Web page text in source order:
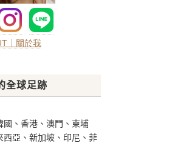
｜關於我
全球足跡
國、香港、澳門、柬埔
西亞、新加坡、印尼、菲